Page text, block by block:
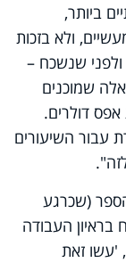
ביותר,
ולא בזכות
ולפני שנשכח –
שמוכנים
דולרים.
עבור השיעורים
(שכרגע
בראיון העבודה
'עשו זאת